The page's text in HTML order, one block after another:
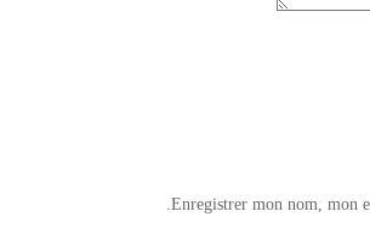
Enregistrer mon nom, mon